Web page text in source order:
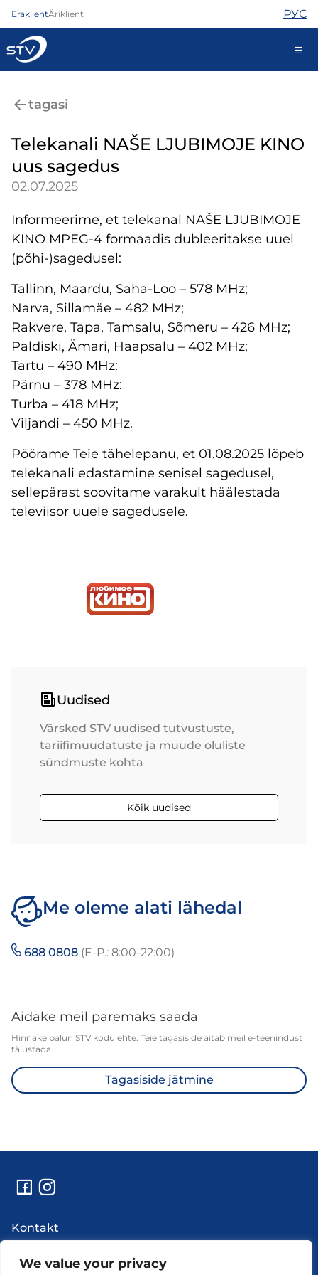
We value your privacy
EraklientÄriklient РУС
Internet
TV
Telefon
Abi
Pood
Uudised
tagasi
Telekanali NAŠE LJUBIMOJE KINO
uus sagedus
02.07.2025
Informeerime, et telekanal NAŠE LJUBIMOJE
KINO MPEG-4 formaadis dubleeritakse uuel
(põhi-)sagedusel:
Tallinn, Maardu, Saha-Loo – 578 MHz;
Narva, Sillamäe – 482 MHz;
Rakvere, Tapa, Tamsalu, Sõmeru – 426 MHz;
Paldiski, Ämari, Haapsalu – 402 MHz;
Tartu – 490 MHz:
Pärnu – 378 MHz:
Turba – 418 MHz;
Viljandi – 450 MHz.
Pöörame Teie tähelepanu, et 01.08.2025 lõpeb
telekanali edastamine senisel sagedusel,
sellepärast soovitame varakult häälestada
televiisor uuele sagedusele.
Uudised
Värsked STV uudised tutvustuste,
tariifimuudatuste ja muude oluliste
sündmuste kohta
Kõik uudised
Me oleme alati lähedal
688 0808 (E-P.: 8:00-22:00)
Aidake meil paremaks saada
Hinnake palun STV kodulehte. Teie tagasiside aitab meil e-teenindust
täiustada.
Tagasiside jätmine
Kontakt
Abi
Uudised